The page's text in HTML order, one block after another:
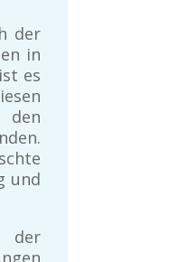
der
in
es
und
der